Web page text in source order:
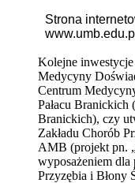
Strona
Kolejne
Medycyny
Centrum
Pałacu Branickich
Branickich), czy
Zakładu Chorób
AMB (projekt pn.
wyposażeniem dla
Przyzębia i Błony